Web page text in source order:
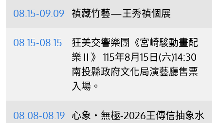
08.15-09.09 禎藏竹藝—王秀禎個展
08.15-08.15
狂美交響樂團《宮崎駿動畫配
樂Ⅱ》 115年8月15日(六)14:30
南投縣政府文化局演藝廳售票
入場。
08.08-08.19 心象‧無極-2026王傳信抽象水